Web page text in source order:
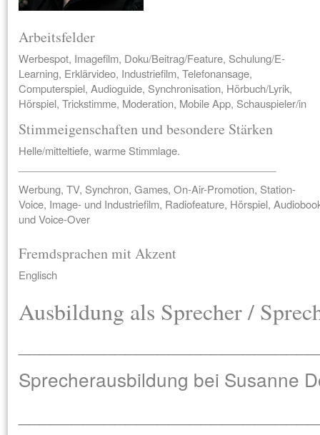
Arbeitsfelder
Werbespot, Imagefilm, Doku/Beitrag/Feature, Schulung/E-
Learning, Erklärvideo, Industriefilm, Telefonansage,
Computerspiel, Audioguide, Synchronisation, Hörbuch/Lyrik,
Hörspiel, Trickstimme, Moderation, Mobile App, Schauspieler/in
Stimmeigenschaften und besondere Stärken
Helle/mitteltiefe, warme Stimmlage.
Werbung, TV, Synchron, Games, On-Air-Promotion, Station-
Voice, Image- und Industriefilm, Radiofeature, Hörspiel,
und Voice-Over
Fremdsprachen mit Akzent
Englisch
Ausbildung als Sprecher /
Sprecherausbildung bei Susanne